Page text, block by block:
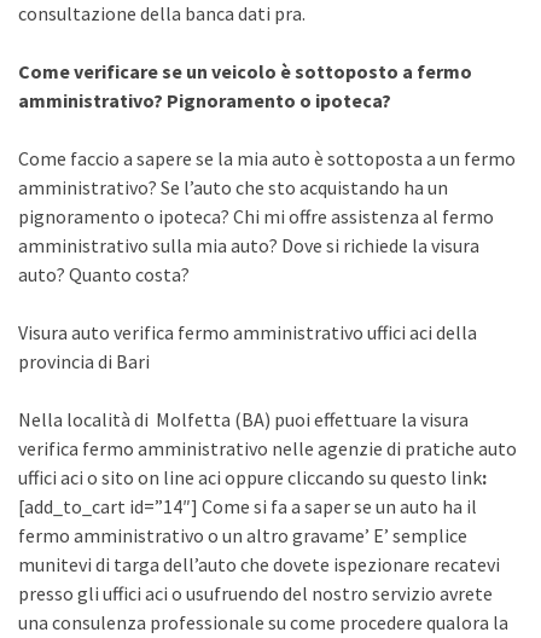
consultazione della banca dati pra.
Come verificare se un veicolo è sottoposto a fermo
amministrativo? Pignoramento o ipoteca?
Come faccio a sapere se la mia auto è sottoposta a un fermo
amministrativo? Se l’auto che sto acquistando ha un
pignoramento o ipoteca? Chi mi offre assistenza al fermo
amministrativo sulla mia auto? Dove si richiede la visura
auto? Quanto costa?
Visura auto verifica fermo amministrativo uffici aci della
provincia di Bari
Nella località di Molfetta (BA) puoi effettuare la visura
verifica fermo amministrativo nelle agenzie di pratiche auto
uffici aci o sito on line aci oppure cliccando su questo link:
[add_to_cart id=”14″] Come si fa a saper se un auto ha il
fermo amministrativo o un altro gravame’ E’ semplice
munitevi di targa dell’auto che dovete ispezionare recatevi
presso gli uffici aci o usufruendo del nostro servizio avrete
una consulenza professionale su come procedere qualora la